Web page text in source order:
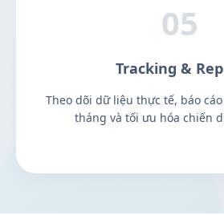
05
Tracking &
Theo dõi dữ liệu thực tế, báo
tháng và tối ưu hóa chiến